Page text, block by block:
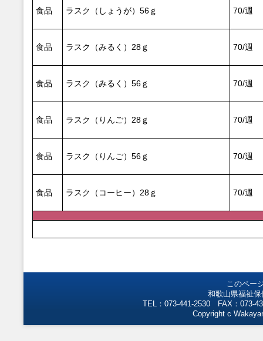
食品 ラスク（しょうが）56ｇ 70/週
食品 ラスク（みるく）28ｇ 70/週
食品 ラスク（みるく）56ｇ 70/週
食品 ラスク（りんご）28ｇ 70/週
食品 ラスク（りんご）56ｇ 70/週
食品 ラスク（コーヒー）28ｇ 70/週
このペー
和歌山県福祉
TEL：073-441-2530 FAX：073-
Copyright c